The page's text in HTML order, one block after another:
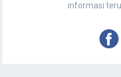
informasi